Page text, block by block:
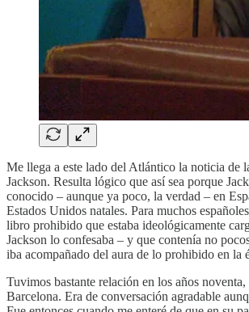
Me llega a este lado del Atlántico la noticia de
Jackson. Resulta lógico que así sea porque
conocido – aunque ya poco, la verdad – en
Estados Unidos natales. Para muchos
libro prohibido que estaba ideológicamente
Jackson lo confesaba – y que contenía no
iba acompañado del aura de lo prohibido en la
Tuvimos bastante relación en los años
Barcelona. Era de conversación agradable